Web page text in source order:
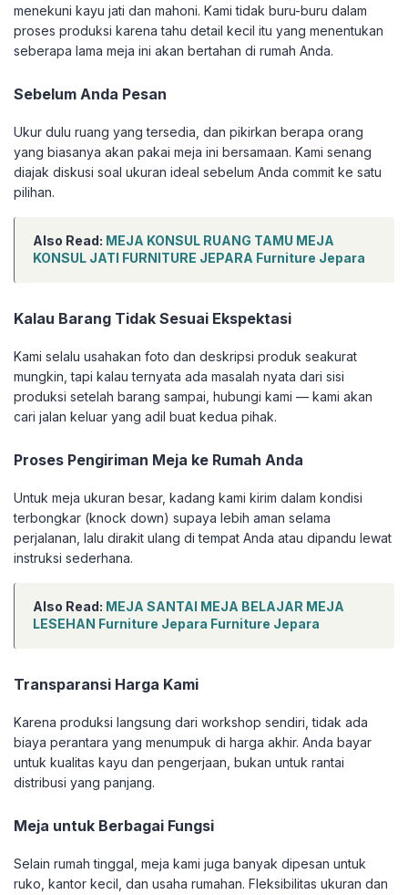
menekuni kayu jati dan mahoni. Kami tidak buru-buru dalam
proses produksi karena tahu detail kecil itu yang menentukan
seberapa lama meja ini akan bertahan di rumah Anda.
Sebelum Anda Pesan
Ukur dulu ruang yang tersedia, dan pikirkan berapa orang
yang biasanya akan pakai meja ini bersamaan. Kami senang
diajak diskusi soal ukuran ideal sebelum Anda commit ke satu
pilihan.
Also Read: MEJA KONSUL RUANG TAMU MEJA
KONSUL JATI FURNITURE JEPARA Furniture Jepara
Kalau Barang Tidak Sesuai Ekspektasi
Kami selalu usahakan foto dan deskripsi produk seakurat
mungkin, tapi kalau ternyata ada masalah nyata dari sisi
produksi setelah barang sampai, hubungi kami — kami akan
cari jalan keluar yang adil buat kedua pihak.
Proses Pengiriman Meja ke Rumah Anda
Untuk meja ukuran besar, kadang kami kirim dalam kondisi
terbongkar (knock down) supaya lebih aman selama
perjalanan, lalu dirakit ulang di tempat Anda atau dipandu lewat
instruksi sederhana.
Also Read: MEJA SANTAI MEJA BELAJAR MEJA
LESEHAN Furniture Jepara Furniture Jepara
Transparansi Harga Kami
Karena produksi langsung dari workshop sendiri, tidak ada
biaya perantara yang menumpuk di harga akhir. Anda bayar
untuk kualitas kayu dan pengerjaan, bukan untuk rantai
distribusi yang panjang.
Meja untuk Berbagai Fungsi
Selain rumah tinggal, meja kami juga banyak dipesan untuk
ruko, kantor kecil, dan usaha rumahan. Fleksibilitas ukuran dan